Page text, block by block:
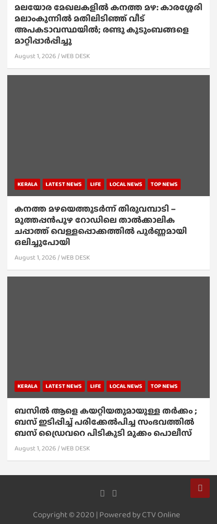
മലയോര മേഖലകളിൽ കനത്ത മഴ: കാരശ്ശേരി
മലാംകുന്നിൽ മതിലിടിഞ്ഞ് വീട്
അപകടാവസ്ഥയിൽ; രണ്ടു കുടുംബങ്ങളെ
മാറ്റിപ്പാർപ്പിച്ചു
August 1, 2026 WEB DESK
KERALA LATEST NEWS LIFE LOCAL NEWS TOP NEWS
കനത്ത മഴയെത്തുടർന്ന് തിരുവമ്പാടി –
മുത്തപ്പൻപുഴ റോഡിലെ താൽക്കാലിക
ചപ്പാത്ത് വെള്ളപ്പൊക്കത്തിൽ പൂർണ്ണമായി
ഒലിച്ചുപോയി
August 1, 2026 WEB DESK
KERALA LATEST NEWS LIFE LOCAL NEWS TOP NEWS
ബസിൽ ആളെ കയറ്റിയതുമായുള്ള തർക്കം ;
ബസ് ഇടിപ്പിച്ച് പരിക്കേൽപിച്ച സംഭവത്തിൽ
ബസ് ഡ്രൈവറെ പിടികൂടി മുക്കം പൊലീസ്
August 1, 2026 WEB DESK
Copyright © 2020 | Powered by CTV Online